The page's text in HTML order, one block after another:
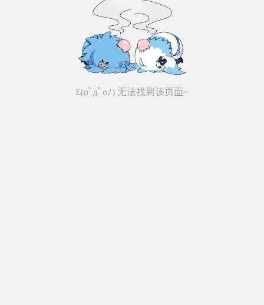
Σ(oﾟдﾟoﾉ) 无法找到该页面~